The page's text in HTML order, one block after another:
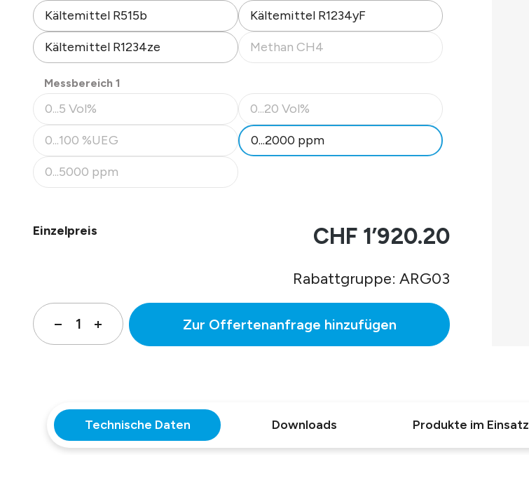
Kältemittel R515b Kältemittel R1234yF
Kältemittel R1234ze Methan CH4
(Diese Option ist zurzeit nicht verfügbar.)
Messbereich 1
0...5 Vol%
(Diese Option ist zurzeit nicht verfügbar.)
0...20 Vol%
(Diese Option ist zurzeit nicht verfügbar.)
0...100 %UEG
(Diese Option ist zurzeit nicht verfügbar.)
0...2000 ppm
0...5000 ppm
(Diese Option ist zurzeit nicht verfügbar.)
Einzelpreis CHF 1’920.20
Rabattgruppe: ARG03
Zur Offertenanfrage hinzufügen
Technische Daten Downloads Produkte im Einsatz